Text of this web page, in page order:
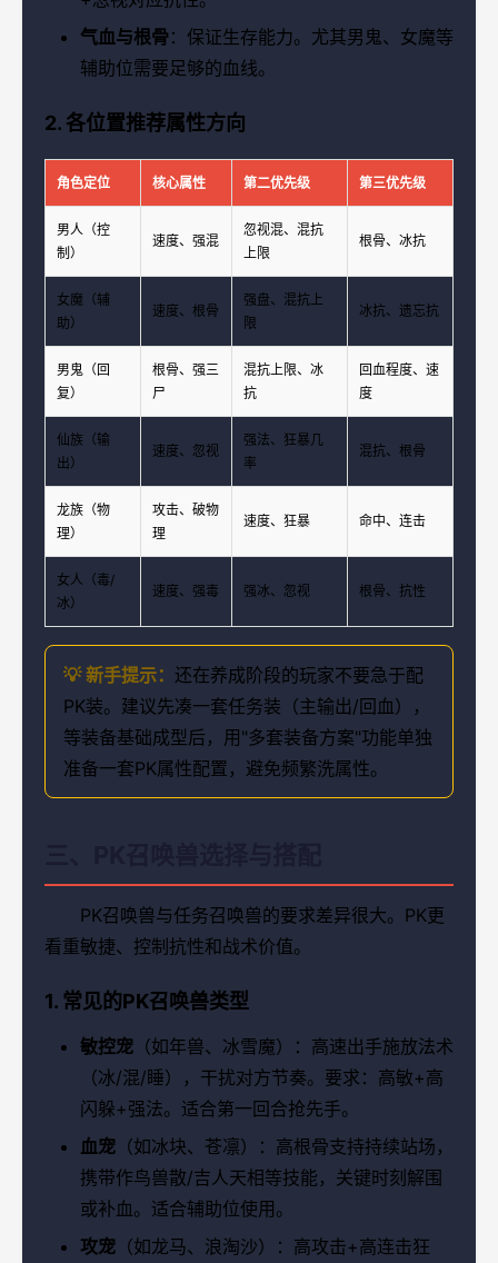
气血与根骨：保证生存能力。尤其男鬼、女魔等
辅助位需要足够的血线。
2. 各位置推荐属性方向
角色定位 核心属性 第二优先级 第三优先级
男人（控
制）
速度、强混
忽视混、混抗
上限
根骨、冰抗
女魔（辅
助）
速度、根骨
强盘、混抗上
限
冰抗、遗忘抗
男鬼（回
复）
根骨、强三
尸
混抗上限、冰
抗
回血程度、速
度
仙族（输
出）
速度、忽视
强法、狂暴几
率
混抗、根骨
龙族（物
理）
攻击、破物
理
速度、狂暴 命中、连击
女人（毒/
冰）
速度、强毒 强冰、忽视 根骨、抗性
💡 新手提示： 还在养成阶段的玩家不要急于配
PK装。建议先凑一套任务装（主输出/回血），
等装备基础成型后，用"多套装备方案"功能单独
准备一套PK属性配置，避免频繁洗属性。
PK召唤兽与任务召唤兽的要求差异很大。PK更
看重敏捷、控制抗性和战术价值。
1. 常见的PK召唤兽类型
敏控宠 （如年兽、冰雪魔）：高速出手施放法术
（冰/混/睡），干扰对方节奏。要求：高敏+高
闪躲+强法。适合第一回合抢先手。
血宠 （如冰块、苍凛）：高根骨支持持续站场，
携带作鸟兽散/吉人天相等技能，关键时刻解围
或补血。适合辅助位使用。
攻宠 （如龙马、浪淘沙）：高攻击+高连击狂